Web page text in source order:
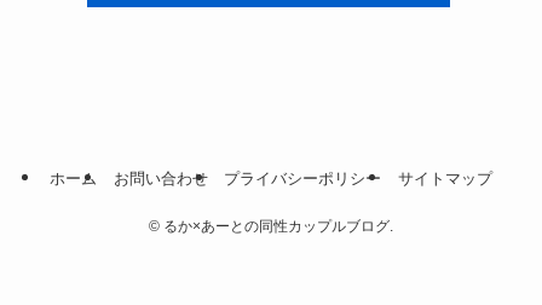
ホーム お問い合わせ プライバシーポリシー サイトマップ
© るか×あーとの同性カップルブログ.